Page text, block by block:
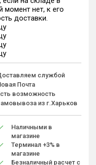
момент нет, к его
доставки.
службой
Почта
возможность
из г.Харьков
Наличными в
магазине
Терминал +3% в
магазине
Безналичный расчет с